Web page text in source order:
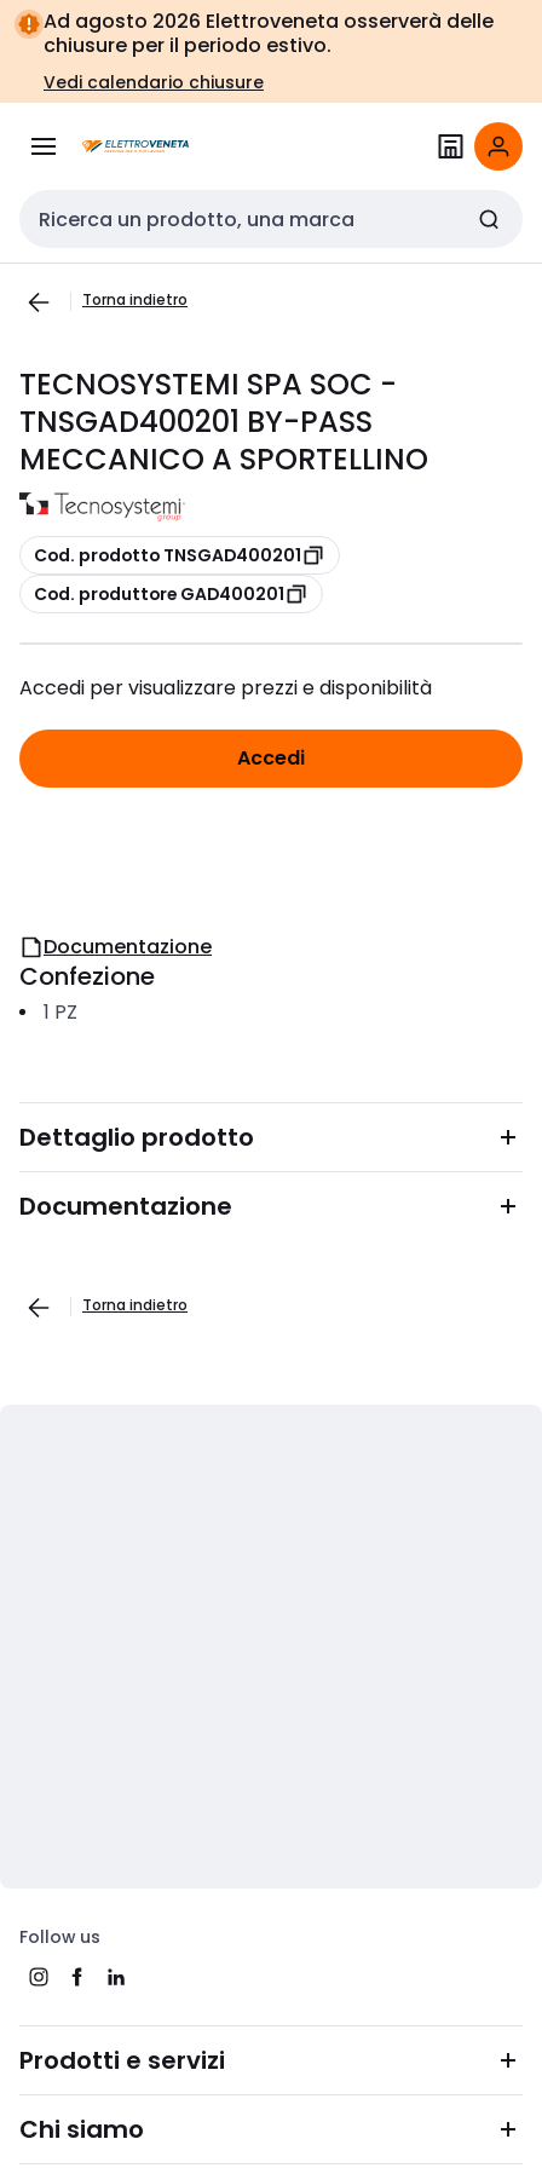
Vai alla
navigazione
Vai
alla
pagina
Ad agosto 2026 Elettroveneta osserverà delle
chiusure per il periodo estivo.
Vedi calendario chiusure
Cerca input
Torna indietro
TECNOSYSTEMI SPA SOC -
TNSGAD400201 BY-PASS
MECCANICO A SPORTELLINO
copia
Cod. prodotto TNSGAD400201
copia
Cod. produttore GAD400201
Accedi per visualizzare prezzi e disponibilità
Accedi
Documentazione
Confezione
1 PZ
Dettaglio prodotto
Documentazione
Torna indietro
Follow us
Prodotti e servizi
Chi siamo